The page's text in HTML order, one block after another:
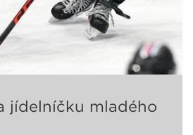
jídelníčku mladého